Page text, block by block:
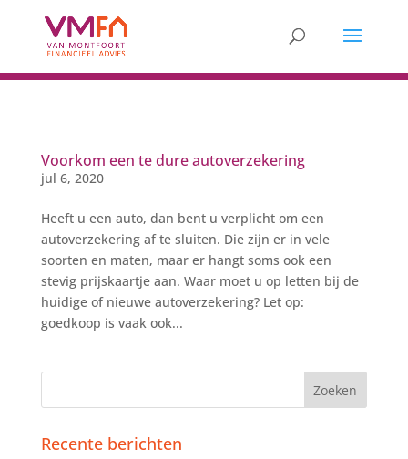
Voorkom een te dure autoverzekering
jul 6, 2020
Heeft u een auto, dan bent u verplicht om een
autoverzekering af te sluiten. Die zijn er in vele
soorten en maten, maar er hangt soms ook een
stevig prijskaartje aan. Waar moet u op letten bij de
huidige of nieuwe autoverzekering? Let op:
goedkoop is vaak ook...
Recente berichten